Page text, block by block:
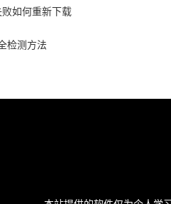
败如何重新下载
检测方法